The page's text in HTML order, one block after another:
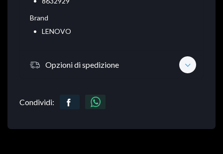
Brand
LENOVO
Opzioni di spedizione
Condividi: